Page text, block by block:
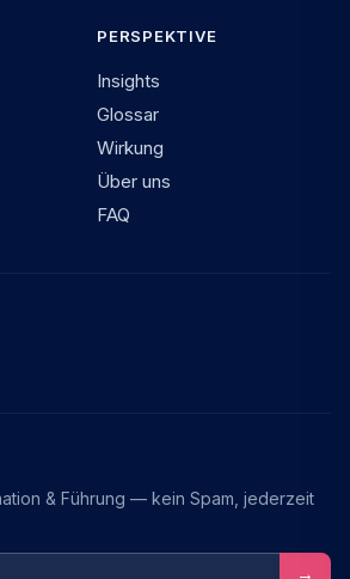
PERSPEKTIVE
Insights
Glossar
Wirkung
Über uns
FAQ
& Führung — kein Spam, jederzeit
→